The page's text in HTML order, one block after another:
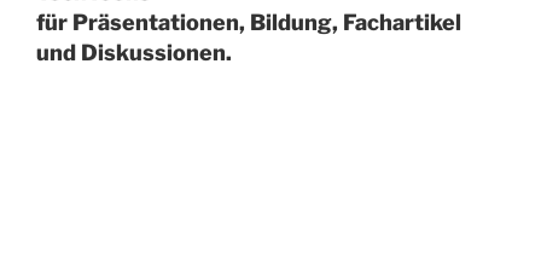
für Präsentationen, Bildung, Fachartikel
und Diskussionen.